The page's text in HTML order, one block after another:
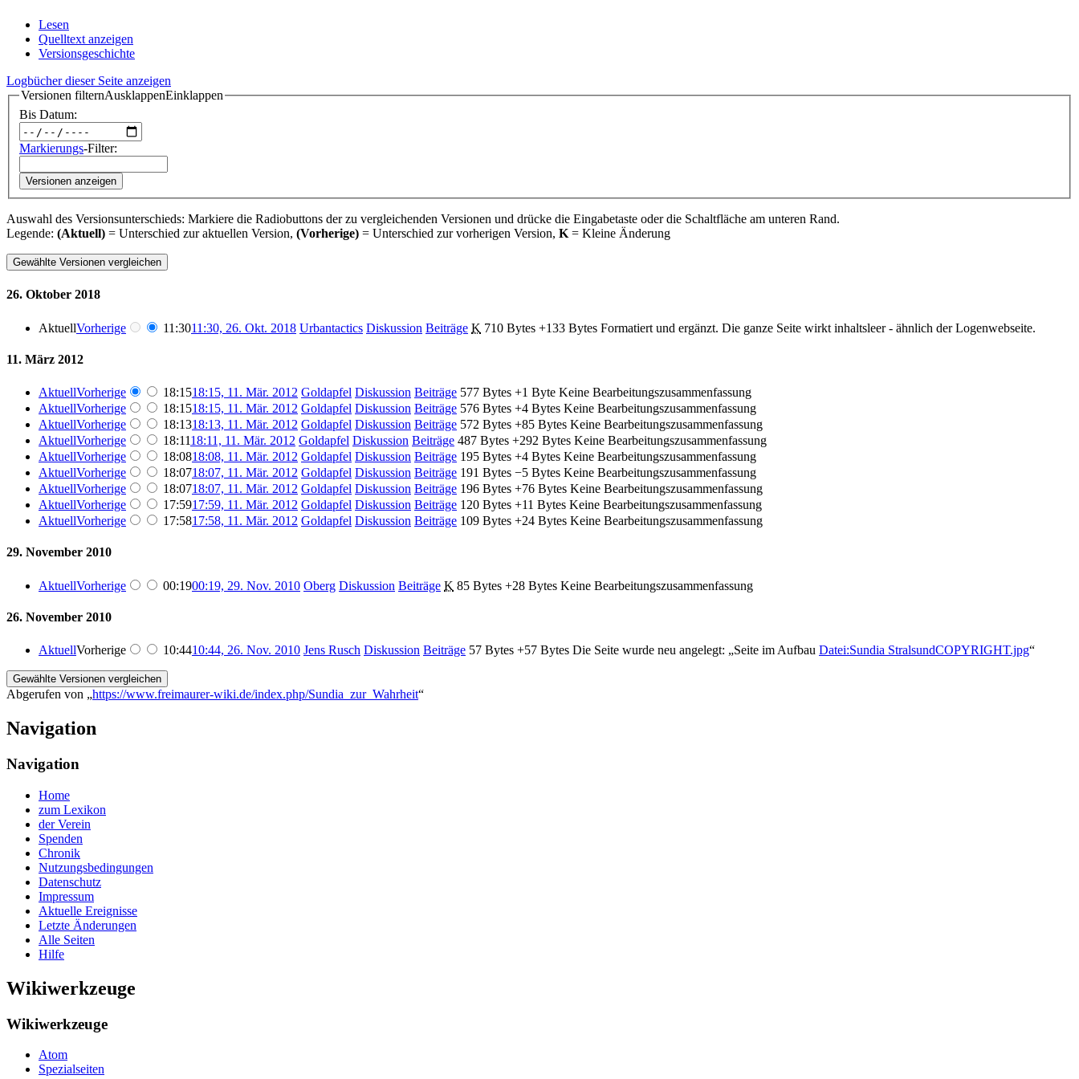
Lesen
Quelltext anzeigen
Versionsgeschichte
Logbücher dieser Seite anzeigen
Versionen filternAusklappenEinklappen
Bis Datum:
Markierungs-Filter:
Versionen anzeigen
Auswahl des Versionsunterschieds: Markiere die Radiobuttons der zu vergleichenden Versionen und drücke die Eingabetaste oder die Schaltfläche am unteren Rand.
Legende: (Aktuell) = Unterschied zur aktuellen Version, (Vorherige) = Unterschied zur vorherigen Version, K = Kleine Änderung
26. Oktober 2018
AktuellVorherige 11:3011:30, 26. Okt. 2018 Urbantactics Diskussion Beiträge K 710 Bytes +133 Bytes Formatiert und ergänzt. Die ganze Seite wirkt inhaltsleer - ähnlich der Logenwebseite.
11. März 2012
AktuellVorherige 18:1518:15, 11. Mär. 2012 Goldapfel Diskussion Beiträge 577 Bytes +1 Byte Keine Bearbeitungszusammenfassung
AktuellVorherige 18:1518:15, 11. Mär. 2012 Goldapfel Diskussion Beiträge 576 Bytes +4 Bytes Keine Bearbeitungszusammenfassung
AktuellVorherige 18:1318:13, 11. Mär. 2012 Goldapfel Diskussion Beiträge 572 Bytes +85 Bytes Keine Bearbeitungszusammenfassung
AktuellVorherige 18:1118:11, 11. Mär. 2012 Goldapfel Diskussion Beiträge 487 Bytes +292 Bytes Keine Bearbeitungszusammenfassung
AktuellVorherige 18:0818:08, 11. Mär. 2012 Goldapfel Diskussion Beiträge 195 Bytes +4 Bytes Keine Bearbeitungszusammenfassung
AktuellVorherige 18:0718:07, 11. Mär. 2012 Goldapfel Diskussion Beiträge 191 Bytes −5 Bytes Keine Bearbeitungszusammenfassung
AktuellVorherige 18:0718:07, 11. Mär. 2012 Goldapfel Diskussion Beiträge 196 Bytes +76 Bytes Keine Bearbeitungszusammenfassung
AktuellVorherige 17:5917:59, 11. Mär. 2012 Goldapfel Diskussion Beiträge 120 Bytes +11 Bytes Keine Bearbeitungszusammenfassung
AktuellVorherige 17:5817:58, 11. Mär. 2012 Goldapfel Diskussion Beiträge 109 Bytes +24 Bytes Keine Bearbeitungszusammenfassung
29. November 2010
AktuellVorherige 00:1900:19, 29. Nov. 2010 Oberg Diskussion Beiträge K 85 Bytes +28 Bytes Keine Bearbeitungszusammenfassung
26. November 2010
AktuellVorherige 10:4410:44, 26. Nov. 2010 Jens Rusch Diskussion Beiträge 57 Bytes +57 Bytes Die Seite wurde neu angelegt: „Seite im Aufbau Datei:Sundia StralsundCOPYRIGHT.jpg“
Abgerufen von „https://www.freimaurer-wiki.de/index.php/Sundia_zur_Wahrheit“
Navigation
Navigation
Home
zum Lexikon
der Verein
Spenden
Chronik
Nutzungsbedingungen
Datenschutz
Impressum
Aktuelle Ereignisse
Letzte Änderungen
Alle Seiten
Hilfe
Wikiwerkzeuge
Wikiwerkzeuge
Atom
Spezialseiten